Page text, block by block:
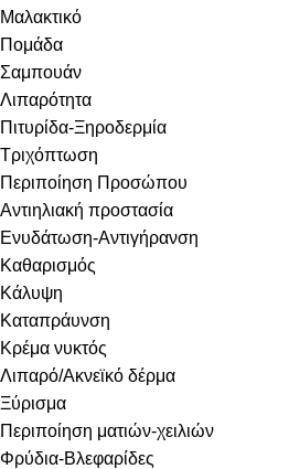
Μαλακτικό
Πομάδα
Σαμπουάν
Λιπαρότητα
Πιτυρίδα-Ξηροδερμία
Τριχόπτωση
Περιποίηση Προσώπου
Αντιηλιακή προστασία
Ενυδάτωση-Αντιγήρανση
Καθαρισμός
Κάλυψη
Καταπράυνση
Κρέμα νυκτός
Λιπαρό/Ακνεϊκό δέρμα
Ξύρισμα
Περιποίηση ματιών-χειλιών
Φρύδια-Βλεφαρίδες